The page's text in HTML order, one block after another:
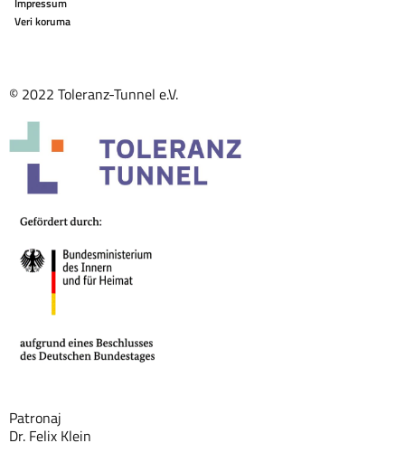
Veri koruma
© 2022 Toleranz-Tunnel e.V.
Patronaj
Dr. Felix Klein